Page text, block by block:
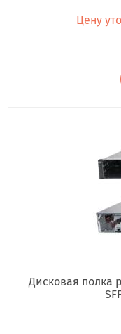
Цену
Дисковая полка